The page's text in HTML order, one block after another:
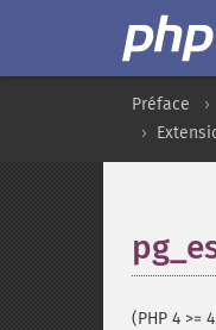
Préface
(PHP 4 >=